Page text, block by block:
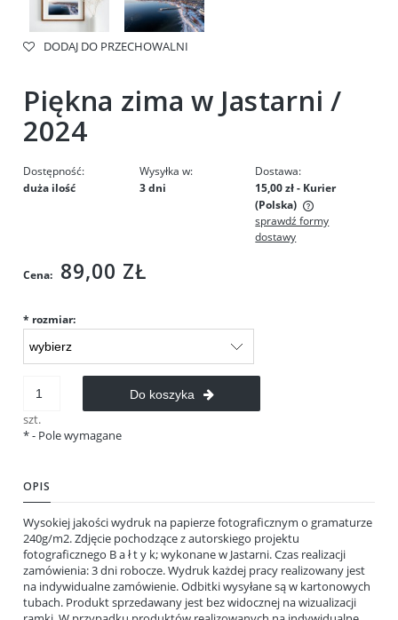
DODAJ DO PRZECHOWALNI
Piękna zima w Jastarni /
2024
Dostępność:
duża ilość
Wysyłka w:
3 dni
Dostawa:
15,00 zł- Kurier
(Polska)
Cena nie zawiera ewentualnych kosztów płatności
sprawdź formy
dostawy
Cena: 89,00 ZŁ
* rozmiar:
szt.
Do koszyka
*- Pole wymagane
OPIS
Wysokiej jakości wydruk na papierze fotograficznym o gramaturze
240g/m2. Zdjęcie pochodzące z autorskiego projektu
fotograficznego B a ł t y k; wykonane w Jastarni. Czas realizacji
zamówienia: 3 dni robocze. Wydruk każdej pracy realizowany jest
na indywidualne zamówienie. Odbitki wysyłane są w kartonowych
tubach. Produkt sprzedawany jest bez widocznej na wizualizacji